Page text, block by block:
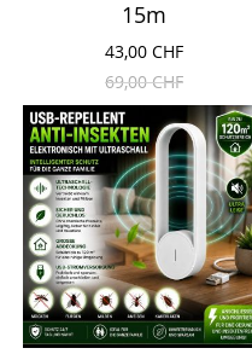
15m
43,00 CHF
69,00 CHF